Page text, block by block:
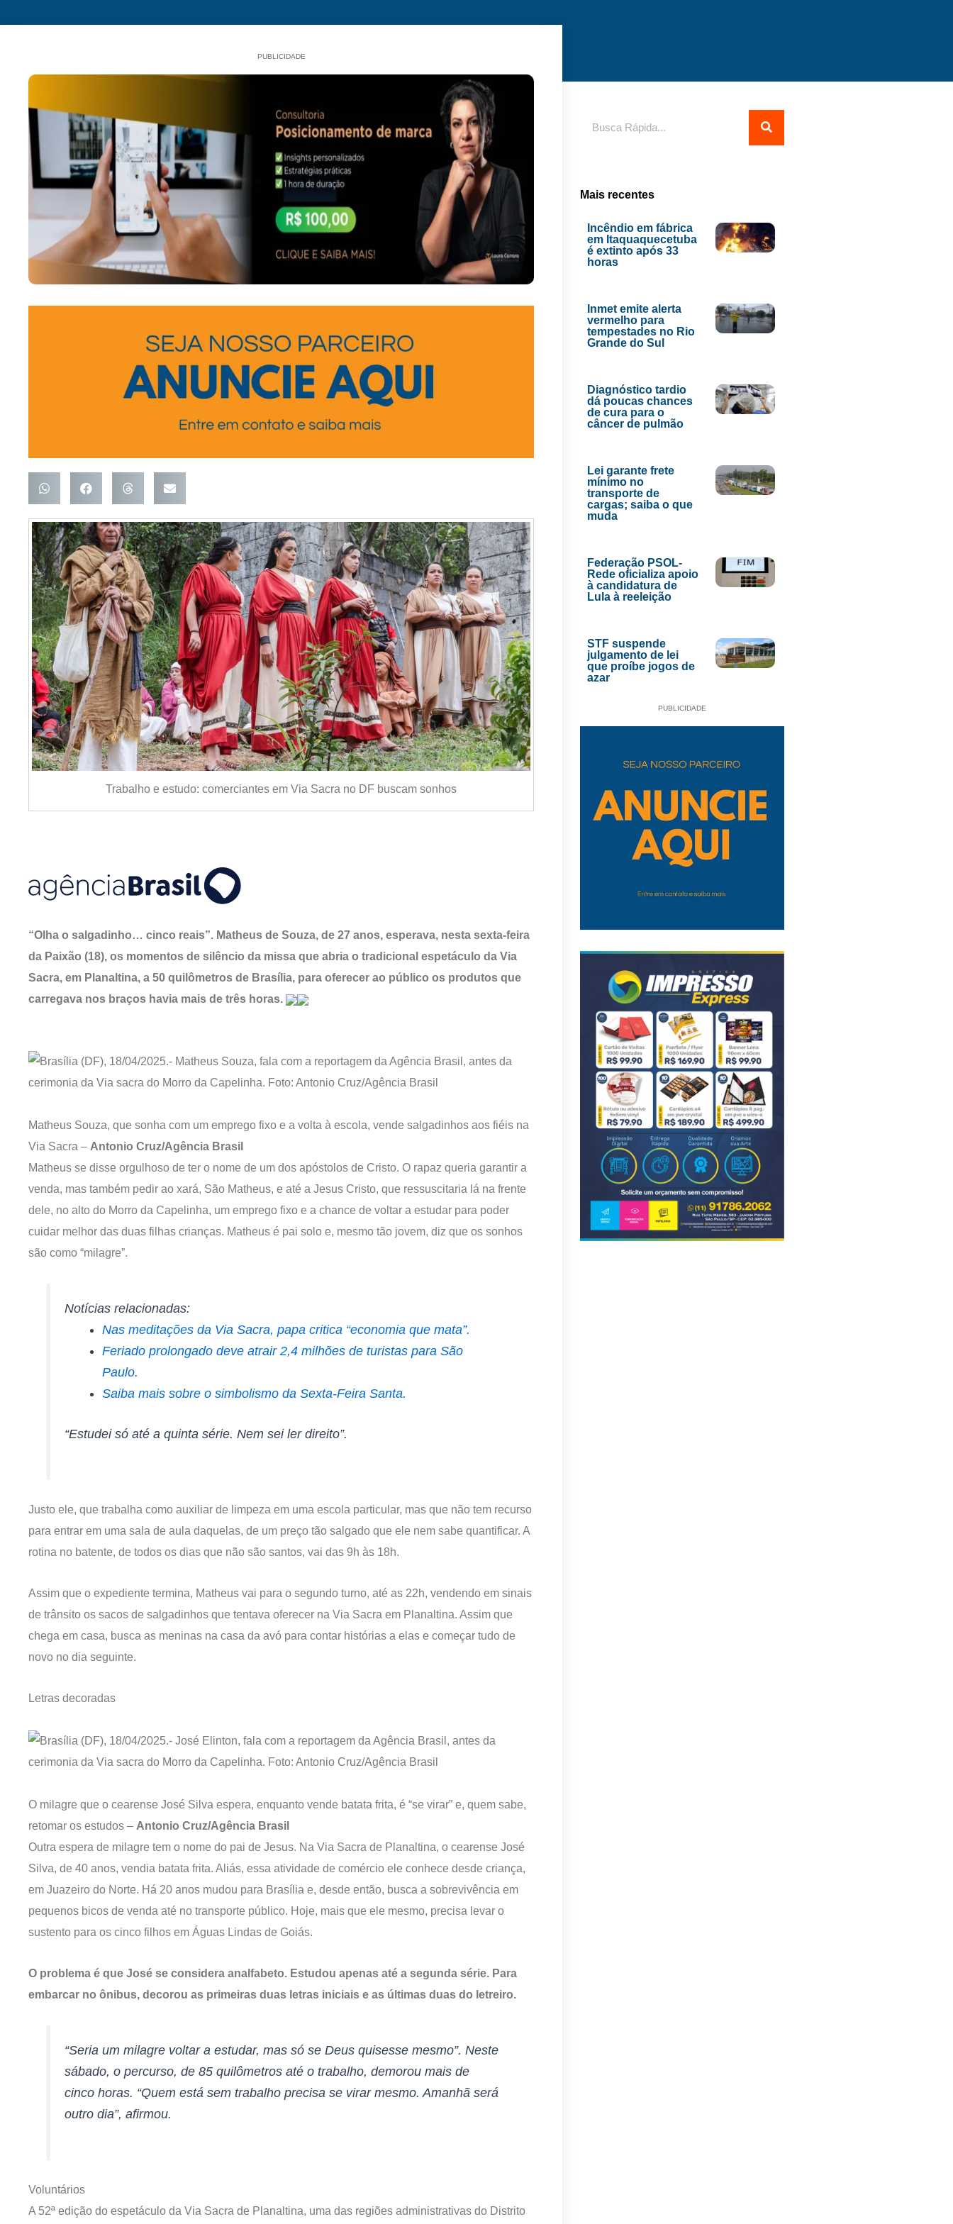
PUBLICIDADE
Trabalho e estudo: comerciantes em Via Sacra no DF buscam sonhos
“Olha o salgadinho… cinco reais”. Matheus de Souza, de 27 anos, esperava, nesta sexta-feira
da Paixão (18), os momentos de silêncio da missa que abria o tradicional espetáculo da Via
Sacra, em Planaltina, a 50 quilômetros de Brasília, para oferecer ao público os produtos que
carregava nos braços havia mais de três horas.
Matheus Souza, que sonha com um emprego fixo e a volta à escola, vende salgadinhos aos fiéis na
Via Sacra – Antonio Cruz/Agência Brasil
Matheus se disse orgulhoso de ter o nome de um dos apóstolos de Cristo. O rapaz queria garantir a
venda, mas também pedir ao xará, São Matheus, e até a Jesus Cristo, que ressuscitaria lá na frente
dele, no alto do Morro da Capelinha, um emprego fixo e a chance de voltar a estudar para poder
cuidar melhor das duas filhas crianças. Matheus é pai solo e, mesmo tão jovem, diz que os sonhos
são como “milagre”.
Notícias relacionadas:
Nas meditações da Via Sacra, papa critica “economia que mata”.
Feriado prolongado deve atrair 2,4 milhões de turistas para São
Paulo.
Saiba mais sobre o simbolismo da Sexta-Feira Santa.
“Estudei só até a quinta série. Nem sei ler direito”.
Justo ele, que trabalha como auxiliar de limpeza em uma escola particular, mas que não tem recurso
para entrar em uma sala de aula daquelas, de um preço tão salgado que ele nem sabe quantificar. A
rotina no batente, de todos os dias que não são santos, vai das 9h às 18h.
Assim que o expediente termina, Matheus vai para o segundo turno, até as 22h, vendendo em sinais
de trânsito os sacos de salgadinhos que tentava oferecer na Via Sacra em Planaltina. Assim que
chega em casa, busca as meninas na casa da avó para contar histórias a elas e começar tudo de
novo no dia seguinte.
Letras decoradas
O milagre que o cearense José Silva espera, enquanto vende batata frita, é “se virar” e, quem sabe,
retomar os estudos – Antonio Cruz/Agência Brasil
Outra espera de milagre tem o nome do pai de Jesus. Na Via Sacra de Planaltina, o cearense José
Silva, de 40 anos, vendia batata frita. Aliás, essa atividade de comércio ele conhece desde criança,
em Juazeiro do Norte. Há 20 anos mudou para Brasília e, desde então, busca a sobrevivência em
pequenos bicos de venda até no transporte público. Hoje, mais que ele mesmo, precisa levar o
sustento para os cinco filhos em Águas Lindas de Goiás.
O problema é que José se considera analfabeto. Estudou apenas até a segunda série. Para
embarcar no ônibus, decorou as primeiras duas letras iniciais e as últimas duas do letreiro.
“Seria um milagre voltar a estudar, mas só se Deus quisesse mesmo”. Neste
sábado, o percurso, de 85 quilômetros até o trabalho, demorou mais de
cinco horas. “Quem está sem trabalho precisa se virar mesmo. Amanhã será
outro dia”, afirmou.
Voluntários
A 52ª edição do espetáculo da Via Sacra de Planaltina, uma das regiões administrativas do Distrito
Mais recentes
Incêndio em fábrica
em Itaquaquecetuba
é extinto após 33
horas
Inmet emite alerta
vermelho para
tempestades no Rio
Grande do Sul
Diagnóstico tardio
dá poucas chances
de cura para o
câncer de pulmão
Lei garante frete
mínimo no
transporte de
cargas; saiba o que
muda
Federação PSOL-
Rede oficializa apoio
à candidatura de
Lula à reeleição
STF suspende
julgamento de lei
que proíbe jogos de
azar
PUBLICIDADE